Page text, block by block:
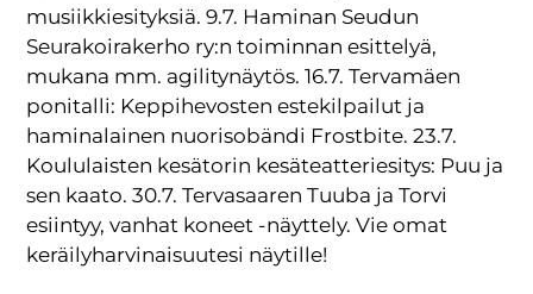
musiikkiesityksiä. 9.7. Haminan Seudun
Seurakoirakerho ry:n toiminnan esittelyä,
mukana mm. agilitynäytös. 16.7. Tervamäen
ponitalli: Keppihevosten estekilpailut ja
haminalainen nuorisobändi Frostbite. 23.7.
Koululaisten kesätorin kesäteatteriesitys: Puu ja
sen kaato. 30.7. Tervasaaren Tuuba ja Torvi
esiintyy, vanhat koneet -näyttely. Vie omat
keräilyharvinaisuutesi näytille!